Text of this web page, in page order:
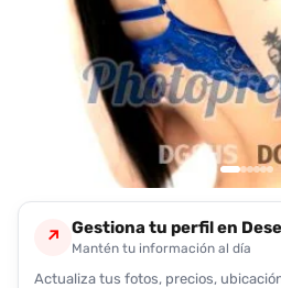
encontrarlas
fácilmente.
Entendido
↗ Gestiona tu perfil en
Mantén tu información al día
Actualiza tus fotos, precios,